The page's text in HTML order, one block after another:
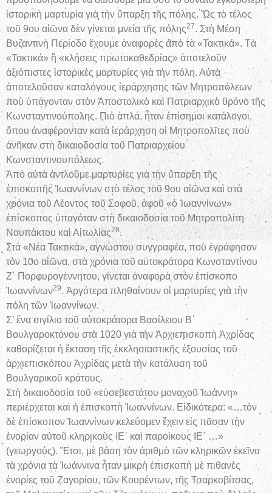
ἱστορικὴ μαρτυρία γιὰ τὴν ὕπαρξη τῆς πόλης. Ὥς τὸ τέλος
τοῦ 9ου αἰῶνα δὲν γίνεται μνεία τῆς πόλης27. Στὴ Μέση
Βυζαντινὴ Περίοδο ἔχουμε ἀναφορὲς ἀπὸ τὰ «Τακτικά». Τὰ
«Τακτικά» ἢ «κλήσεις πρωτοκαθεδρίας» ἀποτελοῦν
ἀξιόπιστες ἱστορικὲς μαρτυρίες γιὰ τὴν πόλη. Αὐτὰ
ἀποτελοῦσαν καταλόγους ἱεράρχησης τῶν Μητροπόλεων
ποὺ ὑπάγονταν στὸν Ἀποστολικὸ καὶ Πατριαρχικὸ θρόνο τῆς
Κωνσταντινούπολης. Πιὸ ἁπλά, ἦταν ἐπίσημοι κατάλογοι,
ὅπου ἀναφέρονταν κατὰ ἱεράρχηση οἱ Μητροπολῖτες ποὺ
ἀνῆκαν στὴ δικαιοδοσία τοῦ Πατριαρχείου
Κωνσταντινουπόλεως.
Ἀπὸ αὐτὰ ἀντλοῦμε μαρτυρίες γιὰ τὴν ὕπαρξη τῆς
ἐπισκοπῆς Ἰωαννίνων στὸ τέλος τοῦ 9ου αἰῶνα καὶ στὰ
χρόνια τοῦ Λέοντος τοῦ Σοφοῦ, ἀφοῦ «ὁ Ἰωαννίνων»
ἐπίσκοπος ὑπαγόταν στὴ δικαιοδοσία τοῦ Μητροπολίτη
Ναυπάκτου καὶ Αἰτωλίας28.
Στά «Νέα Τακτικά», αγνώστου συγγραφέα, ποὺ ἐγράφησαν
τὸν 10ο αἰῶνα, στὰ χρόνια τοῦ αὐτοκράτορα Κωνσταντίνου
Ζ΄ Πορφυρογέννητου, γίνεται ἀναφορὰ στὸν ἐπίσκοπο
Ἰωαννίνων29. Ἀργότερα πληθαίνουν οἱ μαρτυρίες γιὰ τὴν
πόλη τῶν Ἰωαννίνων.
Σ’ ἕνα σιγίλιο τοῦ αὐτοκράτορα Βασίλειου Β΄
Βουλγαροκτόνου στὰ 1020 γιὰ τὴν Ἀρχιεπισκοπὴ Ἀχρίδας
καθορίζεται ἡ ἔκταση τῆς ἐκκλησιαστικῆς ἐξουσίας τοῦ
ἀρχιεπισκόπου Ἀχρίδας μετὰ τὴν κατάλυση τοῦ
Βουλγαρικοῦ κράτους.
Στὴ δικαιοδοσία τοῦ «εὐσεβεστάτου μοναχοῦ Ἰωάννη»
περιέρχεται καὶ ἡ ἐπισκοπὴ Ἰωαννίνων. Εἰδικότερα: «…τὸν
δὲ ἐπίσκοπον Ἰωαννίνων κελεύομεν ἔχειν εἰς πᾶσαν τὴν
ἐνορίαν αὐτοῦ κληρικοὺς ΙΕ΄ καὶ παροίκους ΙΕ΄ …»
(γεωργούς). Ἔτσι, μὲ βάση τὸν ἀριθμὸ τῶν κληρικῶν ἐκεῖνα
τὰ χρόνια τὰ Ἰωάννινα ἦταν μικρὴ ἐπισκοπὴ μὲ πιθανὲς
ἐνορίες τοῦ Ζαγορίου, τῶν Κουρέντων, τῆς Τσαρκοβίτσας,